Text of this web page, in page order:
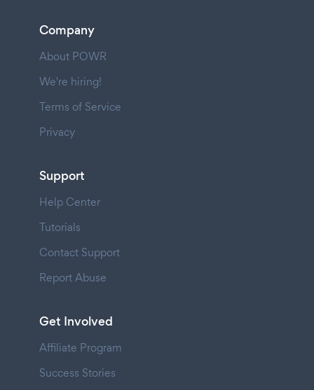
Company
About POWR
We're hiring!
Terms of Service
Privacy
Support
Help Center
Tutorials
Contact Support
Report Abuse
Get Involved
Affiliate Program
Success Stories